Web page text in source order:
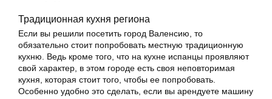
Традиционная кухня региона
Если вы решили посетить город Валенсию, то
обязательно стоит попробовать местную традиционную
кухню. Ведь кроме того, что на кухне испанцы проявляют
свой характер, в этом городе есть своя неповторимая
кухня, которая стоит того, чтобы ее попробовать.
Особенно удобно это сделать, если вы арендуете машину